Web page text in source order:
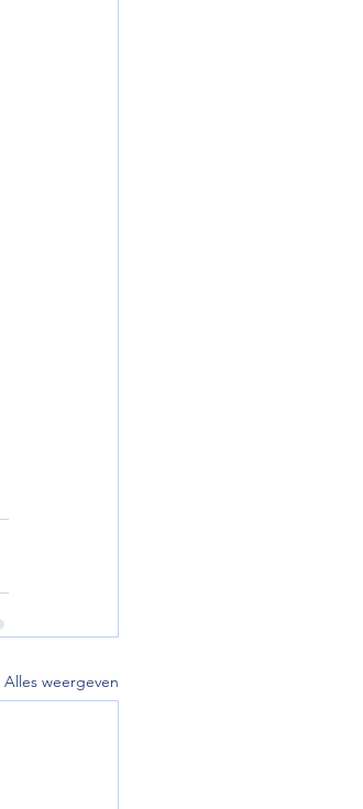
Alles weergeven